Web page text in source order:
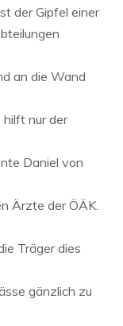
der Gipfel einer
an die Wand
hilft nur der
Daniel von
Ärzte der ÖÄK.
Träger dies
gänzlich zu